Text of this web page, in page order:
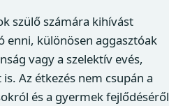
szülő számára kihívást
enni, különösen aggasztóak
vagy a szelektív evés,
Az étkezés nem csupán a
és a gyermek fejlődéséről